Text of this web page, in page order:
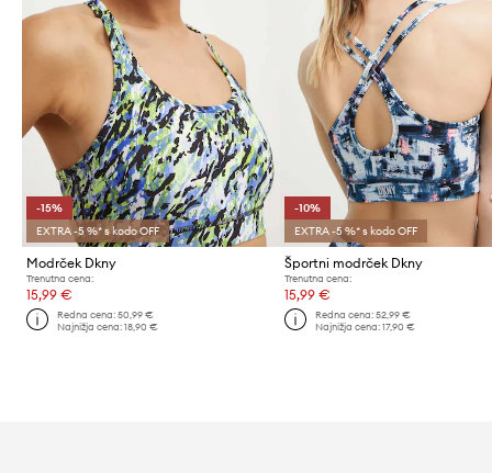
-15%
EXTRA -5 %* s kodo OFF
Modrček Dkny
Trenutna cena:
15,99 €
Redna cena:50,99 €
Najnižja cena:18,90 €
-10%
EXTRA -5 %* s kodo OFF
Športni modrček Dkny
Trenutna cena:
15,99 €
Redna cena: 52,99 €
Najnižja cena: 17,90 €